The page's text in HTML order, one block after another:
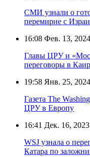
СМИ узнали о
перемирие с
16:08 Фев. 13, 2024
Главы ЦРУ и
переговоры в
19:58 Янв. 25, 2024
Газета The
ЦРУ в Европу
16:41 Дек. 16, 2023
WSJ узнала о
Катара по